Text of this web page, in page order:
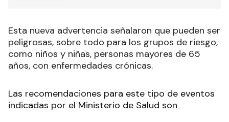
Esta nueva advertencia señalaron que pueden ser
peligrosas, sobre todo para los grupos de riesgo,
como niños y niñas, personas mayores de 65
años, con enfermedades crónicas.
Las recomendaciones para este tipo de eventos
indicadas por el Ministerio de Salud son